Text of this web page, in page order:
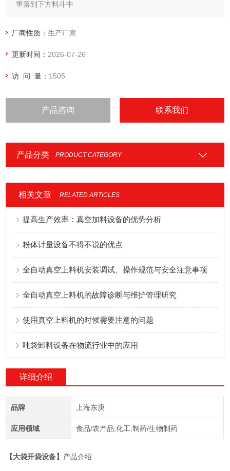
重落到下方料斗中
厂商性质：生产厂家
更新时间： 2026-07-26
访 问 量： 1505
产品咨询 联系我们
产品分类 PRODUCT CATEGORY
相关文章 RELATED ARTICLES
提高生产效率：真空加料设备的优势分析
粉体计量设备不得不说的优点
全自动真空上料机安装调试、操作规范与安全注意事项
全自动真空上料机的故障诊断与维护管理研究
使用真空上料机的时候需要注意的问题
吨袋卸料设备在物流行业中的应用
详细介绍
品牌 上海东庚
应用领域 食品/农产品,化工,制药/生物制药
【大袋开袋设备】 产品介绍